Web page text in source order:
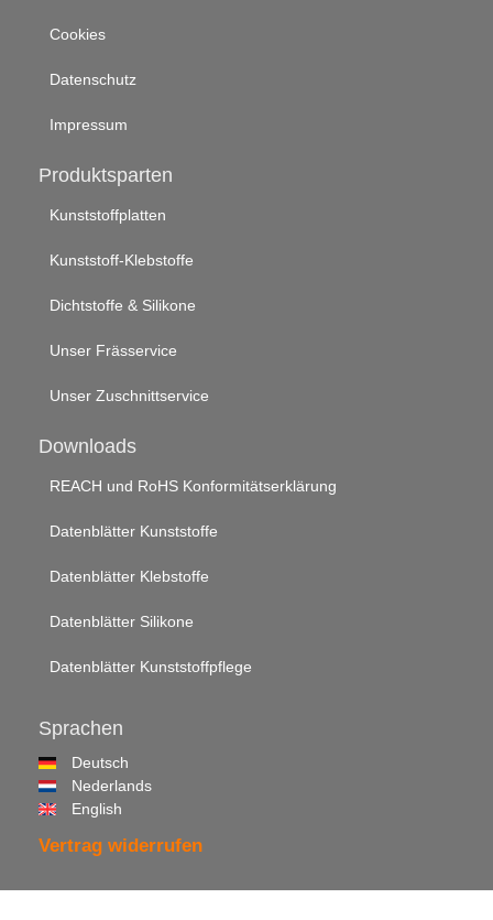
Cookies
Datenschutz
Impressum
Produktsparten
Kunststoffplatten
Kunststoff-Klebstoffe
Dichtstoffe & Silikone
Unser Frässervice
Unser Zuschnittservice
Downloads
REACH und RoHS Konformitätserklärung
Datenblätter Kunststoffe
Datenblätter Klebstoffe
Datenblätter Silikone
Datenblätter Kunststoffpflege
Sprachen
Deutsch
Nederlands
English
Vertrag widerrufen